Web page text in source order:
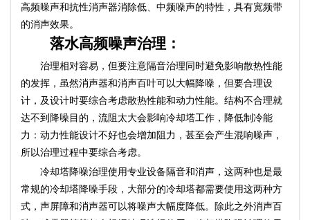
高频噪声和抗性消声器消除低、中频噪声的特性，具有宽频带
的消声效果。
落水高频噪声治理：
治理相对容易，但要注意隔音治理同时避免影响散热性能
的发挥，虽然消声器和消声百叶可以大幅降噪，但要合理设
计，及设计时要综合考虑散热性能和动力性能。结构不合理就
达不到降噪目的，流阻太大会影响冷却塔工作，降低制冷能
力：动力性能设计不好也会增加阻力，甚至会产生混响噪声，
所以治理过程中要综合考虑。
冷却塔降噪治理使用专业设备隔音和消声，这两种也是最
常规的冷却塔降噪手段，大部分的冷却塔都需要使用这两种方
式，声屏障和消声器可以将噪声大幅度降低。除此之外消声百